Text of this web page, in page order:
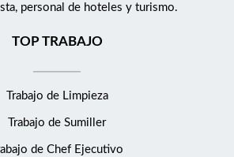
personal de hoteles y turismo.
TOP TRABAJO
Trabajo de Limpieza
Trabajo de Sumiller
de Chef Ejecutivo